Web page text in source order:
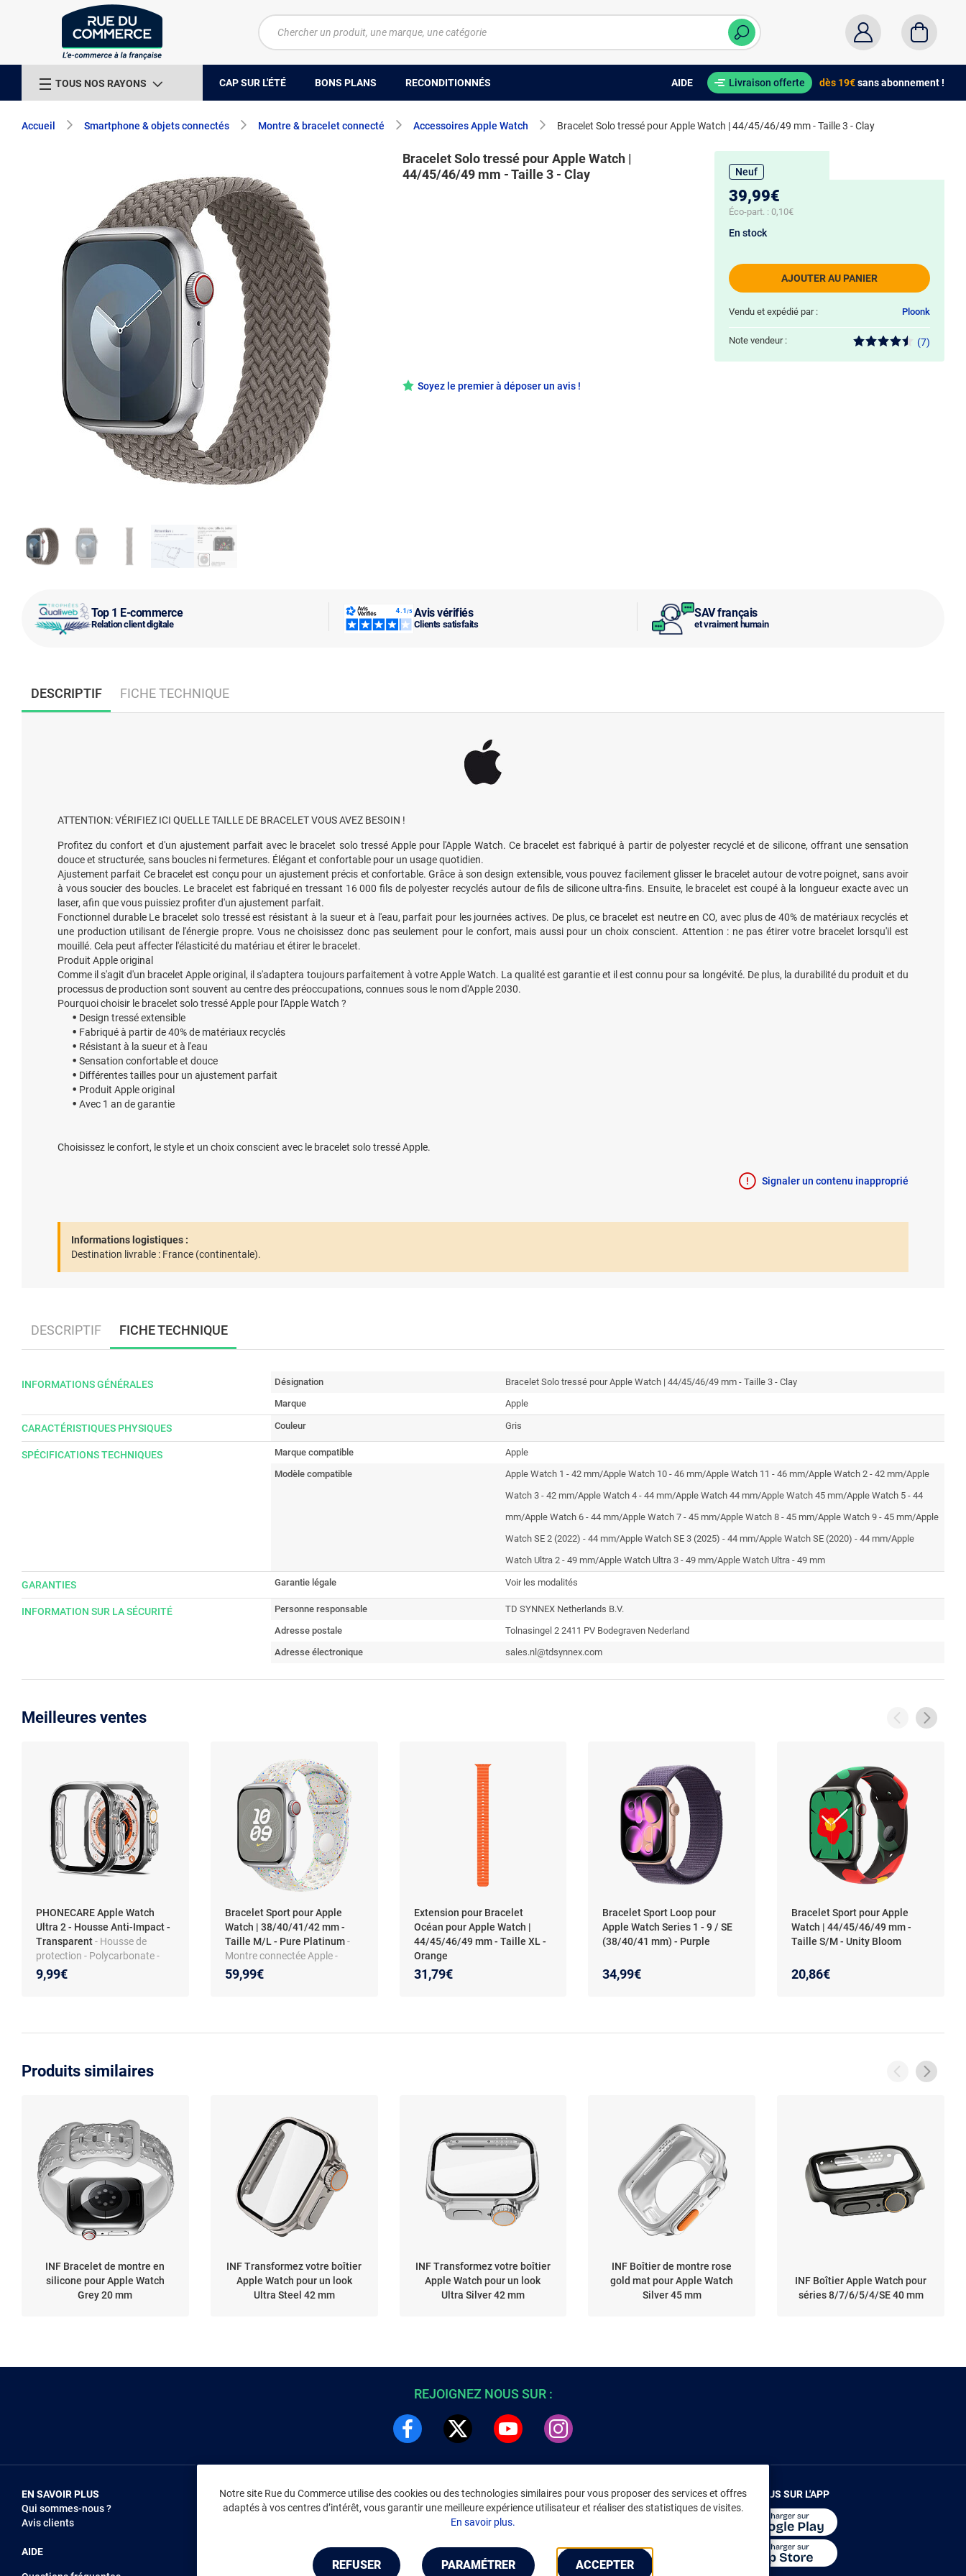
TOUS NOS RAYONS CAP SUR L'ÉTÉ BONS PLANS RECONDITIONNÉS AIDE Livraison offerte dès 19€sans abonnement !
Accueil Smartphone & objets connectés Montre & bracelet connecté Accessoires Apple Watch Bracelet Solo tressé pour Apple Watch | 44/45/46/49 mm - Taille 3 - Clay
Top 1 E-commerce
Relation client digitale
Avis vérifiés
Clients satisfaits
SAV français
et vraiment humain
Bracelet Solo tressé pour Apple Watch |
44/45/46/49 mm - Taille 3 - Clay
Soyez le premier à déposer un avis !
Neuf
39,99€
Éco-part. : 0,10€
AJOUTER AU PANIER
En stock
Vendu et expédié par : Ploonk
Note vendeur : (7)
DESCRIPTIF FICHE TECHNIQUE
ATTENTION: VÉRIFIEZ ICI QUELLE TAILLE DE BRACELET VOUS AVEZ BESOIN !
Profitez du confort et d'un ajustement parfait avec le bracelet solo tressé Apple pour l'Apple Watch. Ce bracelet est fabriqué à partir de polyester recyclé et de silicone, offrant une sensation
douce et structurée, sans boucles ni fermetures. Élégant et confortable pour un usage quotidien.
Ajustement parfait Ce bracelet est conçu pour un ajustement précis et confortable. Grâce à son design extensible, vous pouvez facilement glisser le bracelet autour de votre poignet, sans avoir
à vous soucier des boucles. Le bracelet est fabriqué en tressant 16 000 fils de polyester recyclés autour de fils de silicone ultra-fins. Ensuite, le bracelet est coupé à la longueur exacte avec un
laser, afin que vous puissiez profiter d'un ajustement parfait.
Fonctionnel durable Le bracelet solo tressé est résistant à la sueur et à l'eau, parfait pour les journées actives. De plus, ce bracelet est neutre en CO, avec plus de 40% de matériaux recyclés et
une production utilisant de l'énergie propre. Vous ne choisissez donc pas seulement pour le confort, mais aussi pour un choix conscient. Attention : ne pas étirer votre bracelet lorsqu'il est
mouillé. Cela peut affecter l'élasticité du matériau et étirer le bracelet.
Produit Apple original
Comme il s'agit d'un bracelet Apple original, il s'adaptera toujours parfaitement à votre Apple Watch. La qualité est garantie et il est connu pour sa longévité. De plus, la durabilité du produit et du
processus de production sont souvent au centre des préoccupations, connues sous le nom d'Apple 2030.
Pourquoi choisir le bracelet solo tressé Apple pour l'Apple Watch ?
Design tressé extensible
Fabriqué à partir de 40% de matériaux recyclés
Résistant à la sueur et à l'eau
Sensation confortable et douce
Différentes tailles pour un ajustement parfait
Produit Apple original
Avec 1 an de garantie
Choisissez le confort, le style et un choix conscient avec le bracelet solo tressé Apple.
Signaler un contenu inapproprié
Informations logistiques :
Destination livrable : France (continentale).
DESCRIPTIF FICHE TECHNIQUE
INFORMATIONS GÉNÉRALES Désignation
Bracelet Solo tressé pour Apple Watch | 44/45/46/49 mm - Taille 3 - Clay
Marque
Apple
CARACTÉRISTIQUES PHYSIQUES Couleur Gris
SPÉCIFICATIONS TECHNIQUES Marque compatible
Apple
Modèle compatible
Apple Watch 1 - 42 mm/Apple Watch 10 - 46 mm/Apple Watch 11 - 46 mm/Apple Watch 2 - 42 mm/Apple
Watch 3 - 42 mm/Apple Watch 4 - 44 mm/Apple Watch 44 mm/Apple Watch 45 mm/Apple Watch 5 - 44
mm/Apple Watch 6 - 44 mm/Apple Watch 7 - 45 mm/Apple Watch 8 - 45 mm/Apple Watch 9 - 45 mm/Apple
Watch SE 2 (2022) - 44 mm/Apple Watch SE 3 (2025) - 44 mm/Apple Watch SE (2020) - 44 mm/Apple
Watch Ultra 2 - 49 mm/Apple Watch Ultra 3 - 49 mm/Apple Watch Ultra - 49 mm
GARANTIES Garantie légale Voir les modalités
INFORMATION SUR LA SÉCURITÉ Personne responsable
TD SYNNEX Netherlands B.V.
Adresse postale
Tolnasingel 2 2411 PV Bodegraven Nederland
Adresse électronique
sales.nl@tdsynnex.com
Meilleures ventes
PHONECARE Apple Watch
Ultra 2 - Housse Anti-Impact -
Transparent- Housse de
protection - Polycarbonate -
Sensibilité tactile - Protection
robuste et durable
9,99€
Bracelet Sport pour Apple
Watch | 38/40/41/42 mm -
Taille M/L - Pure Platinum-
Montre connectée Apple -
MUUL3ZM/A - Sangle
remplacement - Taille M/L -
59,99€
Extension pour Bracelet
Océan pour Apple Watch |
44/45/46/49 mm - Taille XL -
Orange
31,79€
Bracelet Sport Loop pour
Apple Watch Series 1 - 9 / SE
(38/40/41 mm) - Purple
34,99€
Bracelet Sport pour Apple
Watch | 44/45/46/49 mm -
Taille S/M - Unity Bloom
20,86€
Produits similaires
INF Bracelet de montre en
silicone pour Apple Watch
Grey 20 mm
INF Transformez votre boîtier
Apple Watch pour un look
Ultra Steel 42 mm
INF Transformez votre boîtier
Apple Watch pour un look
Ultra Silver 42 mm
INF Boîtier de montre rose
gold mat pour Apple Watch
Silver 45 mm
INF Boîtier Apple Watch pour
séries 8/7/6/5/4/SE 40 mm
Notre site Rue du Commerce utilise des cookies ou des technologies similaires pour vous proposer des services et offres
adaptés à vos centres d’intérêt, vous garantir une meilleure expérience utilisateur et réaliser des statistiques de visites.
En savoir plus.
REFUSER PARAMÉTRER ACCEPTER
REJOIGNEZ NOUS SUR :
EN SAVOIR PLUS
Qui sommes-nous ?
Avis clients
AIDE
NOUS REJOINDRE
Vendez sur RDC
INFORMATIONS LÉGALES
Environnement
CGV/CGU Marketplace
Gérer mes cookies
Mentions légales
RENDEZ-VOUS SUR L'APP